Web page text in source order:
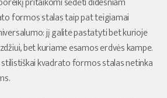
formos stalas taip pat teigiamai
jį galite pastatyti bet kurioje
bet kuriame esamos erdvės kampe.
kvadrato formos stalas netinka